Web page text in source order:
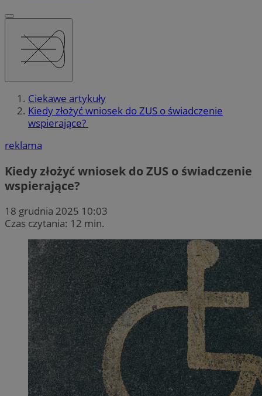
Ciekawe artykuły
Kiedy złożyć wniosek do ZUS o świadczenie
wspierające?
reklama
Kiedy złożyć wniosek do ZUS o świadczenie
wspierające?
18 grudnia 2025 10:03
Czas czytania: 12 min.